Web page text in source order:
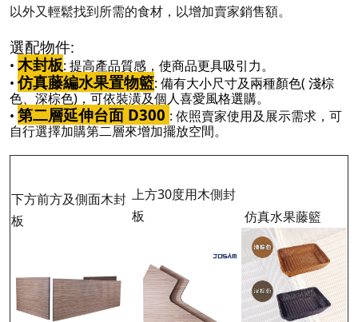
以外又輕鬆找到所需的食材，以增加賣家銷售額。
選配物件:
• 木封板: 提高產品質感，使商品更具吸引力。
•仿真藤編水果置物籃: 備有大小尺寸及兩種顏色( 淺棕
色、深棕色)，可依裝潢及個人喜愛風格選購。
• 第二層延伸台面 D300 : 依照賣家使用及展示需求，可
自行選擇加購第二層來增加擺放空間。
下方前方及側面木封
板
上方30度用木側封
板
仿真水果藤籃